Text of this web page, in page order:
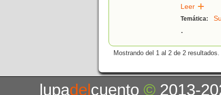
Leer
Temática:
.
Mostrando del 1 al 2 de 2 resultados.
lupadelcuento© 2013-